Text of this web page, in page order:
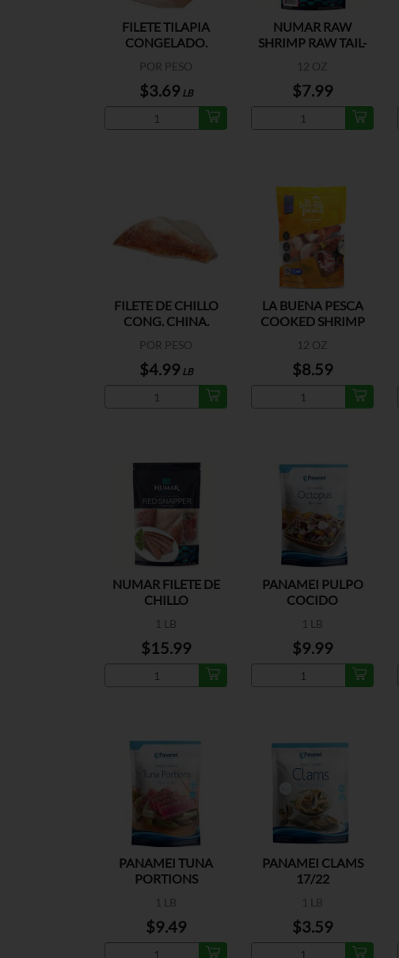
FILETE TILAPIA
CONGELADO.
POR PESO
$3.69LB
NUMAR RAW
SHRIMP RAW TAIL-
12 OZ
$7.99
FILETE DE CHILLO
CONG. CHINA.
POR PESO
$4.99LB
LA BUENA PESCA
COOKED SHRIMP
12 OZ
$8.59
NUMAR FILETE DE
CHILLO
1 LB
$15.99
PANAMEI PULPO
COCIDO
1 LB
$9.99
PANAMEI TUNA
PORTIONS
1 LB
$9.49
PANAMEI CLAMS
17/22
1 LB
$3.59